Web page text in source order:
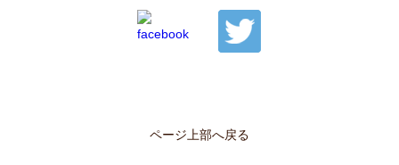
ページ上部へ戻る